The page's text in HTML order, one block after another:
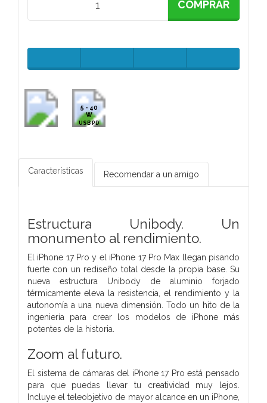
COMPRAR
5 - 40
W
USB PD
Características Recomendar a un amigo
Estructura Unibody. Un
monumento al rendimiento.
El iPhone 17 Pro y el iPhone 17 Pro Max llegan pisando
fuerte con un rediseño total desde la propia base. Su
nueva estructura Unibody de aluminio forjado
térmicamente eleva la resistencia, el rendimiento y la
autonomía a una nueva dimensión. Todo un hito de la
ingeniería para crear los modelos de iPhone más
potentes de la historia.
Zoom al futuro.
El sistema de cámaras del iPhone 17 Pro está pensado
para que puedas llevar tu creatividad muy lejos.
Incluye el teleobjetivo de mayor alcance en un iPhone,